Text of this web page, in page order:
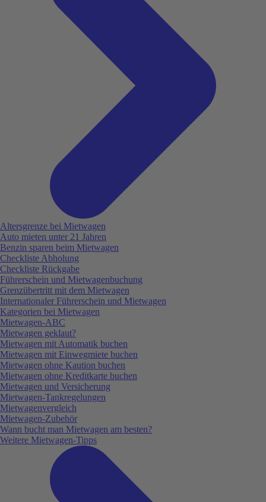
Altersgrenze bei Mietwagen
Auto mieten unter 21 Jahren
Benzin sparen beim Mietwagen
Checkliste Abholung
Checkliste Rückgabe
Führerschein und Mietwagenbuchung
Grenzübertritt mit dem Mietwagen
Internationaler Führerschein und Mietwagen
Kategorien bei Mietwagen
Mietwagen-ABC
Mietwagen geklaut?
Mietwagen mit Automatik buchen
Mietwagen mit Einwegmiete buchen
Mietwagen ohne Kaution buchen
Mietwagen ohne Kreditkarte buchen
Mietwagen und Versicherung
Mietwagen-Tankregelungen
Mietwagenvergleich
Mietwagen-Zubehör
Wann bucht man Mietwagen am besten?
Weitere Mietwagen-Tipps